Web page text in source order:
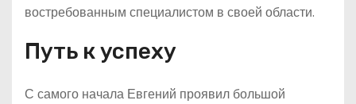
востребованным специалистом в своей области.
Путь к успеху
С самого начала Евгений проявил большой